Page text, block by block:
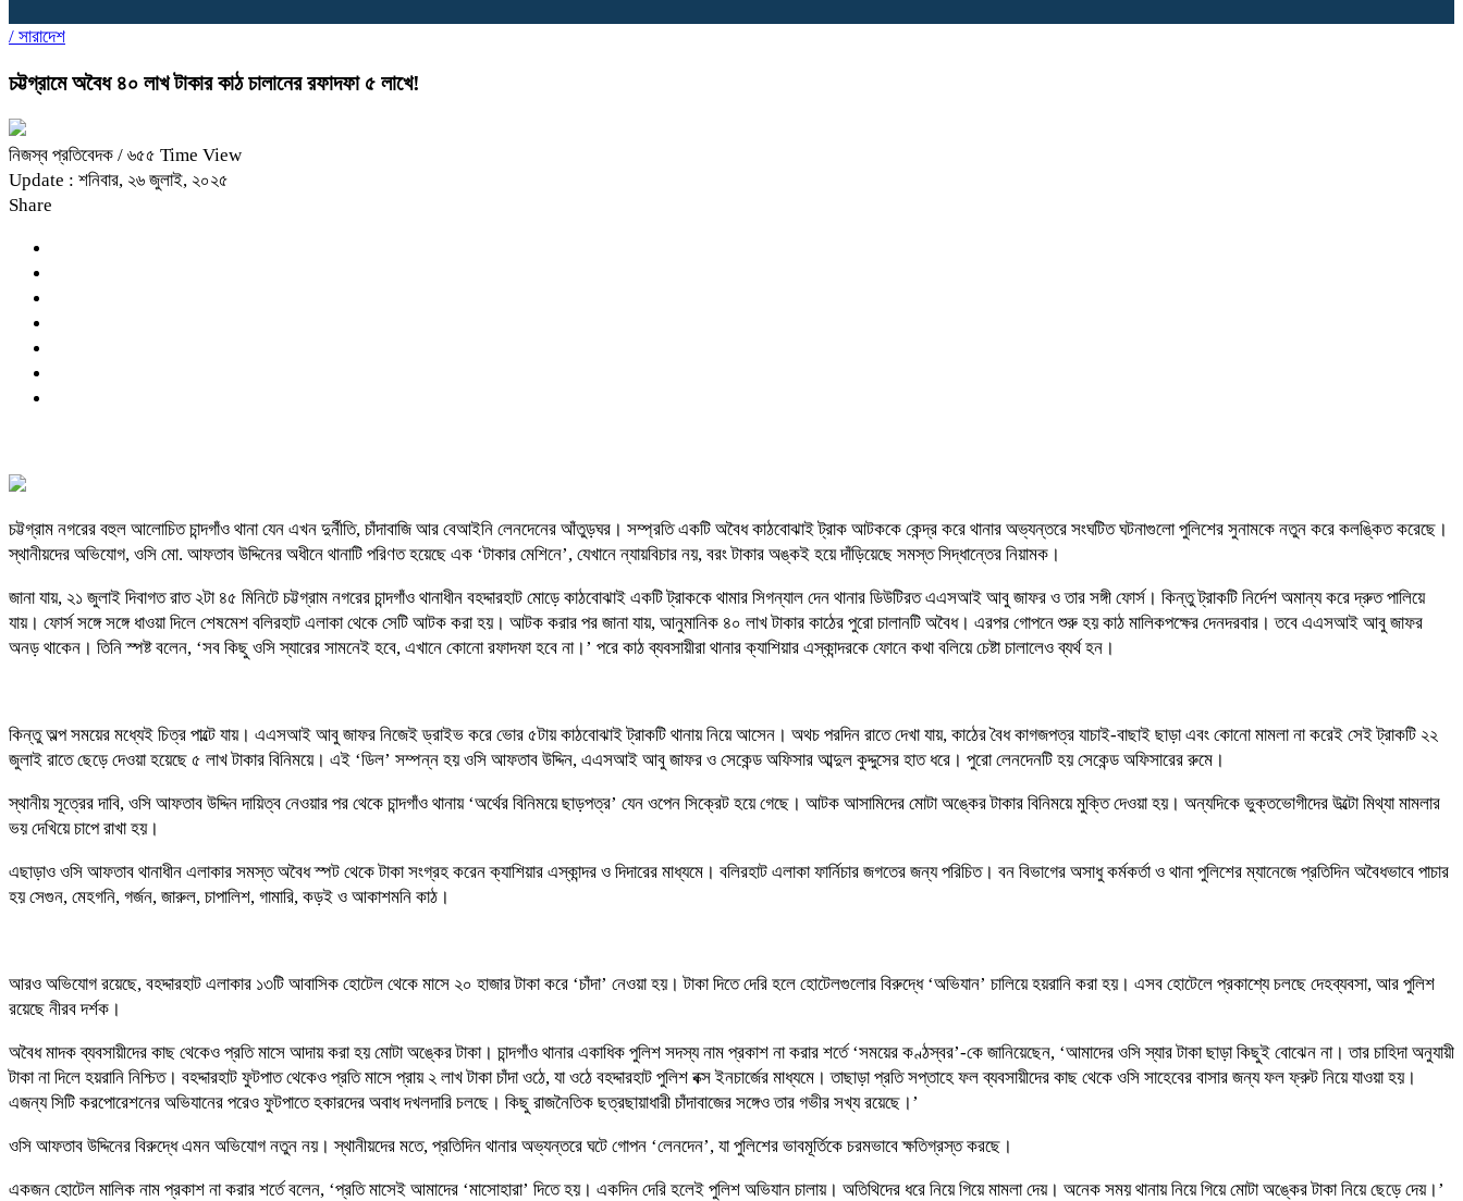
/ সারাদেশ
চট্টগ্রামে অবৈধ ৪০ লাখ টাকার কাঠ চালানের রফাদফা ৫ লাখে!
নিজস্ব প্রতিবেদক / ৬৫৫ Time View
Update : শনিবার, ২৬ জুলাই, ২০২৫
Share
চট্টগ্রাম নগরের বহুল আলোচিত চান্দগাঁও থানা যেন এখন দুর্নীতি, চাঁদাবাজি আর বেআইনি লেনদেনের আঁতুড়ঘর। সম্প্রতি একটি অবৈধ কাঠবোঝাই ট্রাক আটককে কেন্দ্র করে থানার অভ্যন্তরে সংঘটিত ঘটনাগুলো পুলিশের সুনামকে নতুন করে কলঙ্কিত করেছে।
স্থানীয়দের অভিযোগ, ওসি মো. আফতাব উদ্দিনের অধীনে থানাটি পরিণত হয়েছে এক ‘টাকার মেশিনে’, যেখানে ন্যায়বিচার নয়, বরং টাকার অঙ্কই হয়ে দাঁড়িয়েছে সমস্ত সিদ্ধান্তের নিয়ামক।
জানা যায়, ২১ জুলাই দিবাগত রাত ২টা ৪৫ মিনিটে চট্টগ্রাম নগরের চান্দগাঁও থানাধীন বহদ্দারহাট মোড়ে কাঠবোঝাই একটি ট্রাককে থামার সিগন্যাল দেন থানার ডিউটিরত এএসআই আবু জাফর ও তার সঙ্গী ফোর্স। কিন্তু ট্রাকটি নির্দেশ অমান্য করে দ্রুত পালিয়ে
যায়। ফোর্স সঙ্গে সঙ্গে ধাওয়া দিলে শেষমেশ বলিরহাট এলাকা থেকে সেটি আটক করা হয়। আটক করার পর জানা যায়, আনুমানিক ৪০ লাখ টাকার কাঠের পুরো চালানটি অবৈধ। এরপর গোপনে শুরু হয় কাঠ মালিকপক্ষের দেনদরবার। তবে এএসআই আবু জাফর
অনড় থাকেন। তিনি স্পষ্ট বলেন, ‘সব কিছু ওসি স্যারের সামনেই হবে, এখানে কোনো রফাদফা হবে না।’ পরে কাঠ ব্যবসায়ীরা থানার ক্যাশিয়ার এস্কান্দরকে ফোনে কথা বলিয়ে চেষ্টা চালালেও ব্যর্থ হন।
কিন্তু অল্প সময়ের মধ্যেই চিত্র পাল্টে যায়। এএসআই আবু জাফর নিজেই ড্রাইভ করে ভোর ৫টায় কাঠবোঝাই ট্রাকটি থানায় নিয়ে আসেন। অথচ পরদিন রাতে দেখা যায়, কাঠের বৈধ কাগজপত্র যাচাই-বাছাই ছাড়া এবং কোনো মামলা না করেই সেই ট্রাকটি ২২
জুলাই রাতে ছেড়ে দেওয়া হয়েছে ৫ লাখ টাকার বিনিময়ে। এই ‘ডিল’ সম্পন্ন হয় ওসি আফতাব উদ্দিন, এএসআই আবু জাফর ও সেকেন্ড অফিসার আব্দুল কুদ্দুসের হাত ধরে। পুরো লেনদেনটি হয় সেকেন্ড অফিসারের রুমে।
স্থানীয় সূত্রের দাবি, ওসি আফতাব উদ্দিন দায়িত্ব নেওয়ার পর থেকে চান্দগাঁও থানায় ‘অর্থের বিনিময়ে ছাড়পত্র’ যেন ওপেন সিক্রেট হয়ে গেছে। আটক আসামিদের মোটা অঙ্কের টাকার বিনিময়ে মুক্তি দেওয়া হয়। অন্যদিকে ভুক্তভোগীদের উল্টো মিথ্যা মামলার
ভয় দেখিয়ে চাপে রাখা হয়।
এছাড়াও ওসি আফতাব থানাধীন এলাকার সমস্ত অবৈধ স্পট থেকে টাকা সংগ্রহ করেন ক্যাশিয়ার এস্কান্দর ও দিদারের মাধ্যমে। বলিরহাট এলাকা ফার্নিচার জগতের জন্য পরিচিত। বন বিভাগের অসাধু কর্মকর্তা ও থানা পুলিশের ম্যানেজে প্রতিদিন অবৈধভাবে পাচার
হয় সেগুন, মেহগনি, গর্জন, জারুল, চাপালিশ, গামারি, কড়ই ও আকাশমনি কাঠ।
আরও অভিযোগ রয়েছে, বহদ্দারহাট এলাকার ১৩টি আবাসিক হোটেল থেকে মাসে ২০ হাজার টাকা করে ‘চাঁদা’ নেওয়া হয়। টাকা দিতে দেরি হলে হোটেলগুলোর বিরুদ্ধে ‘অভিযান’ চালিয়ে হয়রানি করা হয়। এসব হোটেলে প্রকাশ্যে চলছে দেহব্যবসা, আর পুলিশ
রয়েছে নীরব দর্শক।
অবৈধ মাদক ব্যবসায়ীদের কাছ থেকেও প্রতি মাসে আদায় করা হয় মোটা অঙ্কের টাকা। চান্দগাঁও থানার একাধিক পুলিশ সদস্য নাম প্রকাশ না করার শর্তে ‘সময়ের কণ্ঠস্বর’-কে জানিয়েছেন, ‘আমাদের ওসি স্যার টাকা ছাড়া কিছুই বোঝেন না। তার চাহিদা অনুযায়ী
টাকা না দিলে হয়রানি নিশ্চিত। বহদ্দারহাট ফুটপাত থেকেও প্রতি মাসে প্রায় ২ লাখ টাকা চাঁদা ওঠে, যা ওঠে বহদ্দারহাট পুলিশ বক্স ইনচার্জের মাধ্যমে। তাছাড়া প্রতি সপ্তাহে ফল ব্যবসায়ীদের কাছ থেকে ওসি সাহেবের বাসার জন্য ফল ফ্রুট নিয়ে যাওয়া হয়।
এজন্য সিটি করপোরেশনের অভিযানের পরেও ফুটপাতে হকারদের অবাধ দখলদারি চলছে। কিছু রাজনৈতিক ছত্রছায়াধারী চাঁদাবাজের সঙ্গেও তার গভীর সখ্য রয়েছে।’
ওসি আফতাব উদ্দিনের বিরুদ্ধে এমন অভিযোগ নতুন নয়। স্থানীয়দের মতে, প্রতিদিন থানার অভ্যন্তরে ঘটে গোপন ‘লেনদেন’, যা পুলিশের ভাবমূর্তিকে চরমভাবে ক্ষতিগ্রস্ত করছে।
একজন হোটেল মালিক নাম প্রকাশ না করার শর্তে বলেন, ‘প্রতি মাসেই আমাদের ‘মাসোহারা’ দিতে হয়। একদিন দেরি হলেই পুলিশ অভিযান চালায়। অতিথিদের ধরে নিয়ে গিয়ে মামলা দেয়। অনেক সময় থানায় নিয়ে গিয়ে মোটা অঙ্কের টাকা নিয়ে ছেড়ে দেয়।’